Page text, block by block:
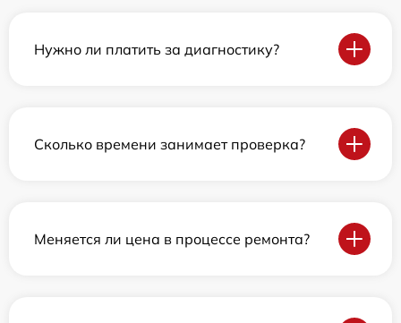
Нужно ли платить за диагностику?
Сколько времени занимает проверка?
Меняется ли цена в процессе ремонта?